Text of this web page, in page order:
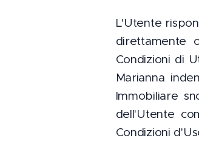
L'Utente
direttamente
Condizioni di
Marianna
Immobiliare
dell'Utente
Condizioni